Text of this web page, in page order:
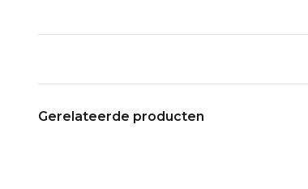
Gerelateerde producten